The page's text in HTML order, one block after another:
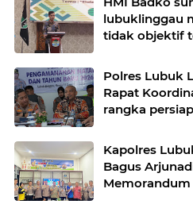
lubuklinggau
tidak objektif
Polres Lubuk
Rapat
rangka
Kapolres
Bagus